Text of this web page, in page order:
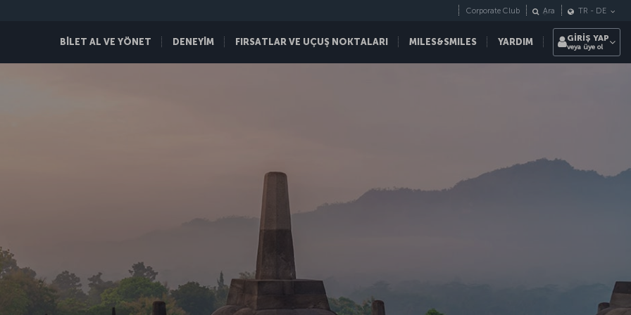
BİLET AL VE YÖNET DENEYİM FIRSATLAR VE UÇUŞ NOKTALARI MILES&SMILES YARDIM
Corporate Club Ara TR - DE
GİRİŞ YAP
veya üye ol